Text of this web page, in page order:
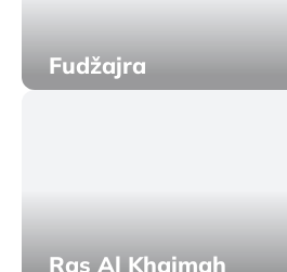
Fudžajra
Ras Al Khaimah